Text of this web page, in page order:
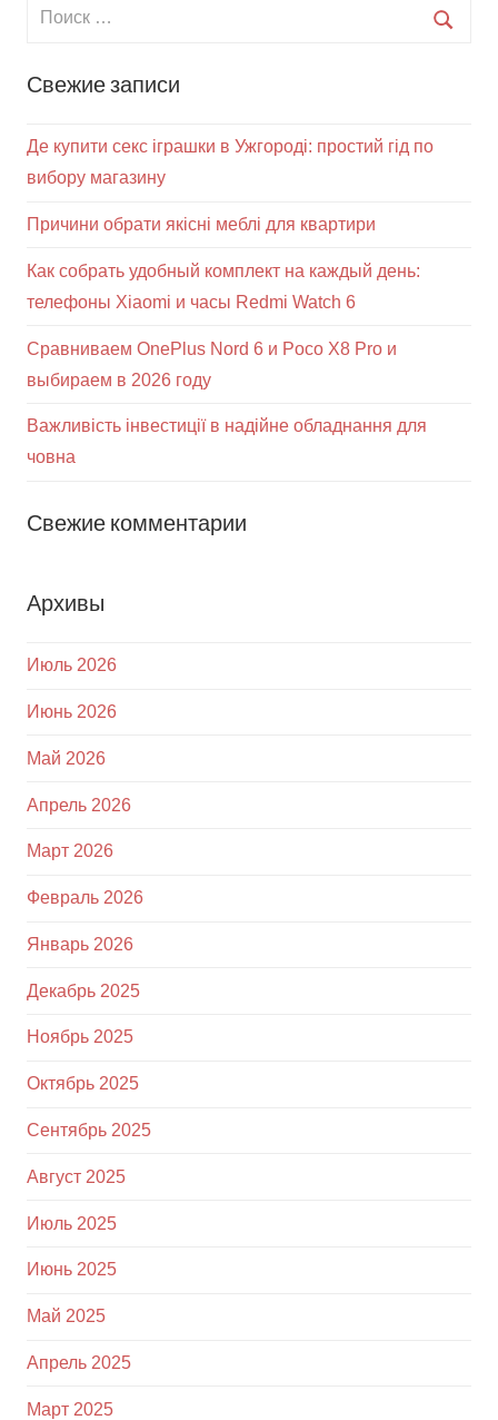
Свежие записи
Де купити секс іграшки в Ужгороді: простий гід по
вибору магазину
Причини обрати якісні меблі для квартири
Как собрать удобный комплект на каждый день:
телефоны Xiaomi и часы Redmi Watch 6
Сравниваем OnePlus Nord 6 и Poco X8 Pro и
выбираем в 2026 году
Важливість інвестиції в надійне обладнання для
човна
Свежие комментарии
Архивы
Июль 2026
Июнь 2026
Май 2026
Апрель 2026
Март 2026
Февраль 2026
Январь 2026
Декабрь 2025
Ноябрь 2025
Октябрь 2025
Сентябрь 2025
Август 2025
Июль 2025
Июнь 2025
Май 2025
Апрель 2025
Март 2025